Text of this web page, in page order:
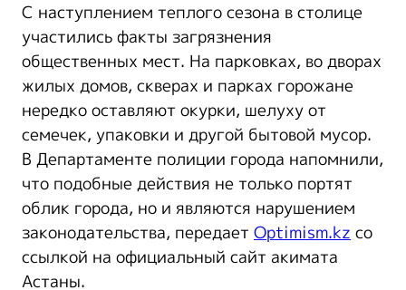
С наступлением теплого сезона в столице
участились факты загрязнения
общественных мест. На парковках, во дворах
жилых домов, скверах и парках горожане
нередко оставляют окурки, шелуху от
семечек, упаковки и другой бытовой мусор.
В Департаменте полиции города напомнили,
что подобные действия не только портят
облик города, но и являются нарушением
законодательства, передает Optimism.kzсо
ссылкой на официальный сайт акимата
Астаны.